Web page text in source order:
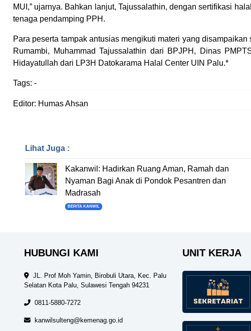
MUI,” ujarnya. Bahkan lanjut, Tajussalathin, dengan sertifikasi
tenaga pendamping PPH.
Para peserta tampak antusias mengikuti materi yang
Rumambi, Muhammad Tajussalathin dari BPJPH, Dinas
Hidayatullah dari LP3H Datokarama Halal Center UIN Palu.*
Tags: -
Editor: Humas Ahsan
Lihat Juga :
Kakanwil: Hadirkan Ruang Aman, Ramah dan
Nyaman Bagi Anak di Pondok Pesantren dan
Madrasah
BERITA KANWIL
HUBUNGI KAMI
JL. Prof Moh Yamin, Birobuli Utara, Kec. Palu
Selatan Kota Palu, Sulawesi Tengah 94231
0811-5880-7272
kanwilsulteng@kemenag.go.id
UNIT KERJA